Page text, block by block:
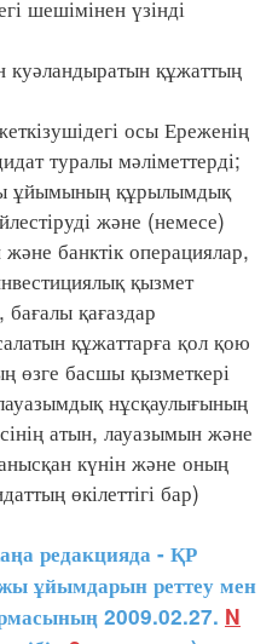
шешімінен үзінді
құжаттың
осы Ереженің
туралы мәліметтерді;
ұйымының құрылымдық
және (немесе)
банктік операциялар,
қызмет
бағалы қағаздар
құжаттарға қол қою
басшы қызметкері
нұсқаулығының
атын, лауазымын және
күнін және оның
өкілеттігі бар)
редакцияда - ҚР
ұйымдарын реттеу мен
2009.02.27. N